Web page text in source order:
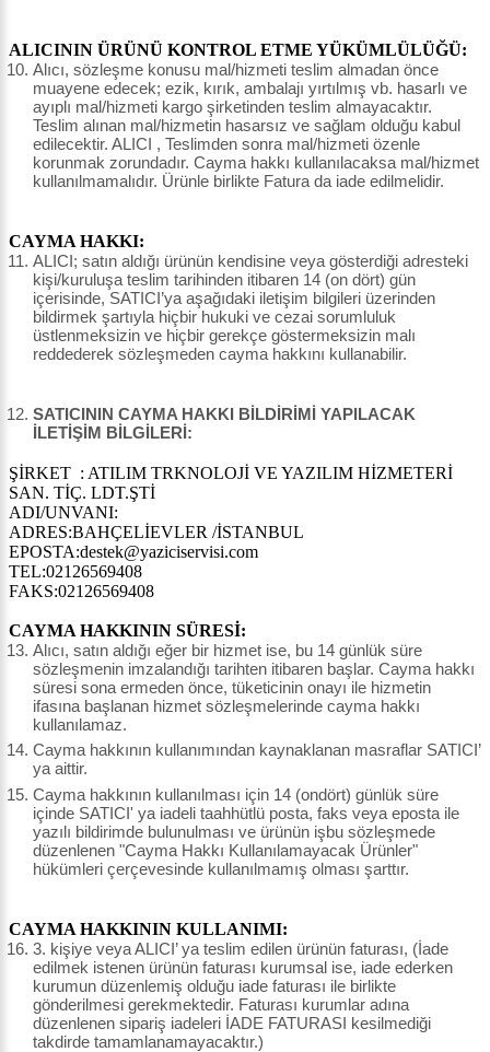
ALICININ ÜRÜNÜ KONTROL ETME YÜKÜMLÜLÜĞÜ:
Alıcı, sözleşme konusu mal/hizmeti teslim almadan önce
muayene edecek; ezik, kırık, ambalajı yırtılmış vb. hasarlı ve
ayıplı mal/hizmeti kargo şirketinden teslim almayacaktır.
Teslim alınan mal/hizmetin hasarsız ve sağlam olduğu kabul
edilecektir. ALICI , Teslimden sonra mal/hizmeti özenle
korunmak zorundadır. Cayma hakkı kullanılacaksa mal/hizmet
kullanılmamalıdır. Ürünle birlikte Fatura da iade edilmelidir.
CAYMA HAKKI:
ALICI; satın aldığı ürünün kendisine veya gösterdiği adresteki
kişi/kuruluşa teslim tarihinden itibaren 14 (on dört) gün
içerisinde, SATICI’ya aşağıdaki iletişim bilgileri üzerinden
bildirmek şartıyla hiçbir hukuki ve cezai sorumluluk
üstlenmeksizin ve hiçbir gerekçe göstermeksizin malı
reddederek sözleşmeden cayma hakkını kullanabilir.
SATICININ CAYMA HAKKI BİLDİRİMİ YAPILACAK
İLETİŞİM BİLGİLERİ:
ŞİRKET : ATILIM TRKNOLOJİ VE YAZILIM HİZMETERİ
SAN. TİÇ. LDT.ŞTİ
ADI/UNVANI:
ADRES:BAHÇELİEVLER /İSTANBUL
EPOSTA:destek@yaziciservisi.com
TEL:02126569408
FAKS:02126569408
CAYMA HAKKININ SÜRESİ:
Alıcı, satın aldığı eğer bir hizmet ise, bu 14 günlük süre
sözleşmenin imzalandığı tarihten itibaren başlar. Cayma hakkı
süresi sona ermeden önce, tüketicinin onayı ile hizmetin
ifasına başlanan hizmet sözleşmelerinde cayma hakkı
kullanılamaz.
Cayma hakkının kullanımından kaynaklanan masraflar SATICI’
ya aittir.
Cayma hakkının kullanılması için 14 (ondört) günlük süre
içinde SATICI' ya iadeli taahhütlü posta, faks veya eposta ile
yazılı bildirimde bulunulması ve ürünün işbu sözleşmede
düzenlenen "Cayma Hakkı Kullanılamayacak Ürünler"
hükümleri çerçevesinde kullanılmamış olması şarttır.
CAYMA HAKKININ KULLANIMI:
3. kişiye veya ALICI’ ya teslim edilen ürünün faturası, (İade
edilmek istenen ürünün faturası kurumsal ise, iade ederken
kurumun düzenlemiş olduğu iade faturası ile birlikte
gönderilmesi gerekmektedir. Faturası kurumlar adına
düzenlenen sipariş iadeleri İADE FATURASI kesilmediği
takdirde tamamlanamayacaktır.)